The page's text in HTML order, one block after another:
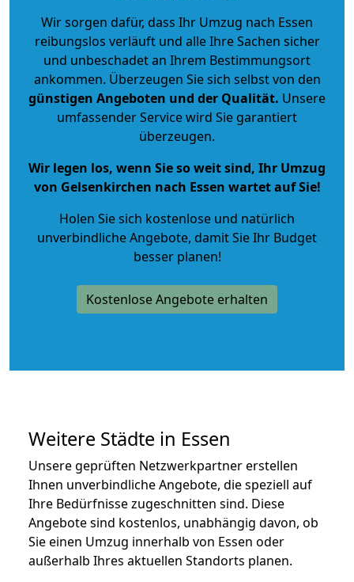
Wir sorgen dafür, dass Ihr Umzug nach Essen
reibungslos verläuft und alle Ihre Sachen sicher
und unbeschadet an Ihrem Bestimmungsort
ankommen. Überzeugen Sie sich selbst von den
günstigen Angeboten und der Qualität. Unsere
umfassender Service wird Sie garantiert
überzeugen.
Wir legen los, wenn Sie so weit sind, Ihr Umzug
von Gelsenkirchen nach Essen wartet auf Sie!
Holen Sie sich kostenlose und natürlich
unverbindliche Angebote, damit Sie Ihr Budget
besser planen!
Kostenlose Angebote erhalten
Weitere Städte in Essen
Unsere geprüften Netzwerkpartner erstellen
Ihnen unverbindliche Angebote, die speziell auf
Ihre Bedürfnisse zugeschnitten sind. Diese
Angebote sind kostenlos, unabhängig davon, ob
Sie einen Umzug innerhalb von Essen oder
außerhalb Ihres aktuellen Standorts planen.